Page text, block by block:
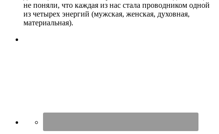
не поняли, что каждая из нас стала проводником одной
из четырех энергий (мужская, женская, духовная,
материальная).